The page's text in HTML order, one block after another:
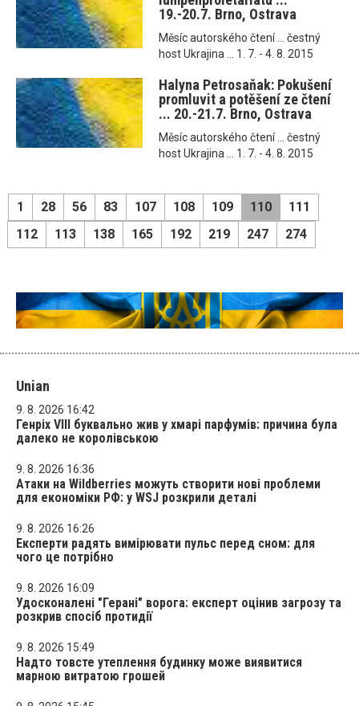
19.-20.7. Brno, Ostrava
Měsíc autorského čtení ... čestný
host Ukrajina ... 1. 7. - 4. 8. 2015
Halyna Petrosaňak: Pokušení
promluvit a potěšení ze čtení
... 20.-21.7. Brno, Ostrava
Měsíc autorského čtení ... čestný
host Ukrajina ... 1. 7. - 4. 8. 2015
1 28 56 83 107 108 109 110
111
112
113 138 165 192 219 247 274
Unian
9. 8. 2026 16:42
Генріх VIII буквально жив у хмарі парфумів: причина була
далеко не королівською
9. 8. 2026 16:36
Атаки на Wildberries можуть створити нові проблеми
для економіки РФ: у WSJ розкрили деталі
9. 8. 2026 16:26
Експерти радять вимірювати пульс перед сном: для
чого це потрібно
9. 8. 2026 16:09
Удосконалені "Герані" ворога: експерт оцінив загрозу та
розкрив спосіб протидії
9. 8. 2026 15:49
Надто товсте утеплення будинку може виявитися
марною витратою грошей